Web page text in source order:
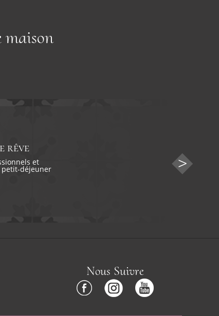
maison
rêve
et
petit-déjeuner
Nous Suivre